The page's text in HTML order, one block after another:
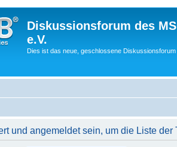
Diskussionsforum des
e.V.
Dies ist das neue, geschlossene
und angemeldet sein, um die Liste